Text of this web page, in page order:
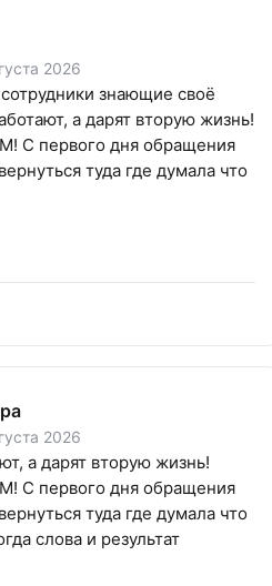
2026
знающие своё
а дарят вторую жизнь!
С первого дня обращения
туда где думала что
2026
а дарят вторую жизнь!
С первого дня обращения
туда где думала что
слова и результат